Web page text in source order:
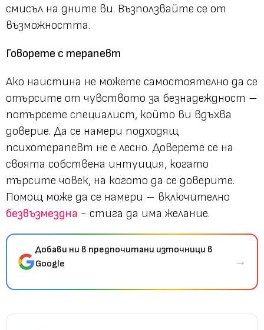
смисъл на дните ви. Възползвайте се от
възможността.
Говорете с терапевт
Ако наистина не можете самостоятелно да се
отърсите от чувството за безнадеждност –
потърсете специалист, който ви вдъхва
доверие. Да се намери подходящ
психотерапевт не е лесно. Доверете се на
своята собствена интуиция, когато
търсите човек, на когото да се доверите.
Помощ може да се намери – включително
безвъзмездна - стига да има желание.
Добави ни в предпочитани източници в
Google
→